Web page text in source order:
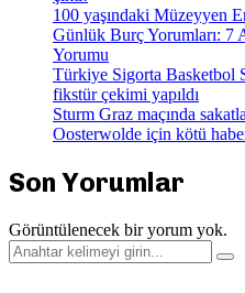
100 yaşındaki Müzeyyen
Günlük Burç Yorumları: 7
Yorumu
Türkiye Sigorta Basketbol
fikstür çekimi yapıldı
Sturm Graz maçında
Oosterwolde için kötü
Son Yorumlar
Görüntülenecek bir yorum yok.
Search
for: